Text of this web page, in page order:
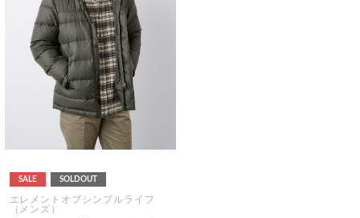
SALE SOLDOUT
エレメントオブシンプルライフ
（メンズ）